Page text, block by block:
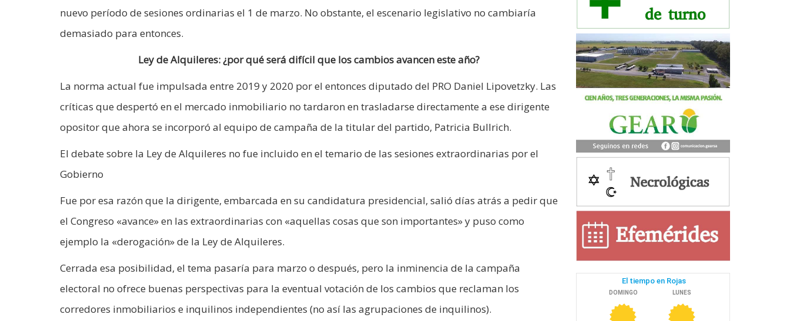
nuevo período de sesiones ordinarias el 1 de marzo. No obstante, el escenario legislativo no cambiaría
demasiado para entonces.
Ley de Alquileres: ¿por qué será difícil que los cambios avancen este año?
La norma actual fue impulsada entre 2019 y 2020 por el entonces diputado del PRO Daniel Lipovetzky. Las
críticas que despertó en el mercado inmobiliario no tardaron en trasladarse directamente a ese dirigente
opositor que ahora se incorporó al equipo de campaña de la titular del partido, Patricia Bullrich.
El debate sobre la Ley de Alquileres no fue incluido en el temario de las sesiones extraordinarias por el
Gobierno
Fue por esa razón que la dirigente, embarcada en su candidatura presidencial, salió días atrás a pedir que
el Congreso «avance» en las extraordinarias con «aquellas cosas que son importantes» y puso como
ejemplo la «derogación» de la Ley de Alquileres.
Cerrada esa posibilidad, el tema pasaría para marzo o después, pero la inminencia de la campaña
electoral no ofrece buenas perspectivas para la eventual votación de los cambios que reclaman los
corredores inmobiliarios e inquilinos independientes (no así las agrupaciones de inquilinos).